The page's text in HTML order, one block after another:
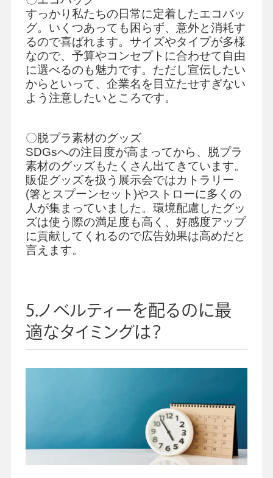
すっかり私たちの日常に定着したエコバッ
グ。いくつあっても困らず、意外と消耗す
るので喜ばれます。サイズやタイプが多様
なので、予算やコンセプトに合わせて自由
に選べるのも魅力です。ただし宣伝したい
からといって、企業名を目立たせすぎない
よう注意したいところです。
〇脱プラ素材のグッズ
SDGsへの注目度が高まってから、脱プラ
素材のグッズもたくさん出てきています。
販促グッズを扱う展示会ではカトラリー
(箸とスプーンセット)やストローに多くの
人が集まっていました。環境配慮したグッ
ズは使う際の満足度も高く、好感度アップ
に貢献してくれるので広告効果は高めだと
言えます。
5.ノベルティーを配るのに最
適なタイミングは？